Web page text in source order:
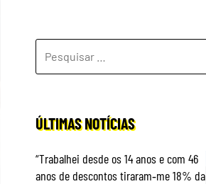
POR:
ÚLTIMAS NOTÍCIAS
“Trabalhei desde os 14 anos e com 46
anos de descontos tiraram‑me 18% da